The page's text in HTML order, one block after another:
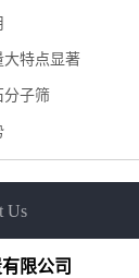
大特点显著
分子筛
Us
限公司